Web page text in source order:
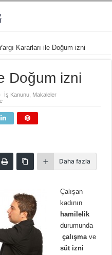
Kararları ile Doğum izni
Doğum izni
İş Kanunu Makaleler
Daha fazla
Çalışan
kadının
hamilelik
durumunda
çalışmave
süt izni